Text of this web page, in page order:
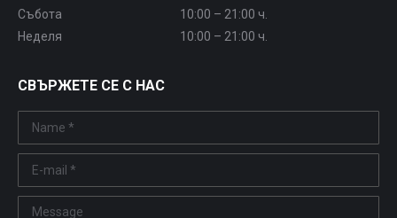
Събота
10:00 – 21:00 ч.
Неделя
10:00 – 21:00 ч.
СВЪРЖЕТЕ СЕ С НАС
Name *
E-mail *
Message